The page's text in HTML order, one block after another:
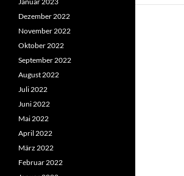
Dezember 2022
November 2022
Oktober 2022
September 2022
August 2022
Juli 2022
Juni 2022
Mai 2022
April 2022
März 2022
Februar 2022